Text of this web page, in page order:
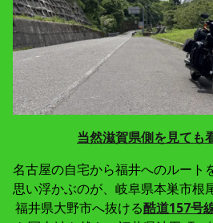
当然滋賀県側を見ても
名古屋の自宅から福井へのルート
思い浮かぶのが、岐阜県本巣市根
福井県大野市へ抜ける酷道157号